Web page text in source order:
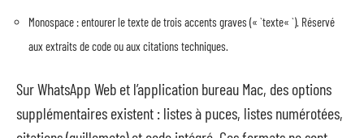
Monospace : entourer le texte de trois accents graves (« `texte« `). Réservé
aux extraits de code ou aux citations techniques.
Sur WhatsApp Web et l’application bureau Mac, des options
supplémentaires existent : listes à puces, listes numérotées,